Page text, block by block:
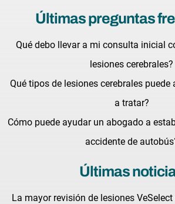
Últimas preguntas
Qué debo llevar a mi consulta inicial
lesiones cerebrales?
Qué tipos de lesiones cerebrales
a tratar?
Cómo puede ayudar un abogado a
accidente de
Últimas
La mayor revisión de lesiones